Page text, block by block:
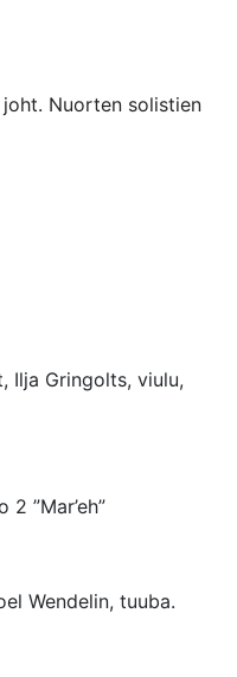
joht. Nuorten solistien
Ilja Gringolts, viulu,
”Mar’eh”
Wendelin, tuuba.